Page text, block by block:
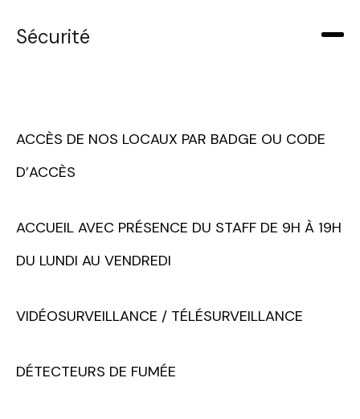
Sécurité
ACCÈS DE NOS LOCAUX PAR BADGE OU CODE
D’ACCÈS
ACCUEIL AVEC PRÉSENCE DU STAFF DE 9H À 19H
DU LUNDI AU VENDREDI
VIDÉOSURVEILLANCE / TÉLÉSURVEILLANCE
DÉTECTEURS DE FUMÉE